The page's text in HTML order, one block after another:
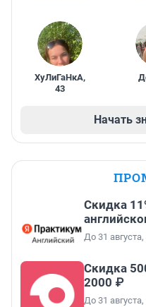
ХуЛиГаНкА,
43
Начать
Скидка
До 31
Скидка
2000 ₽
До 31